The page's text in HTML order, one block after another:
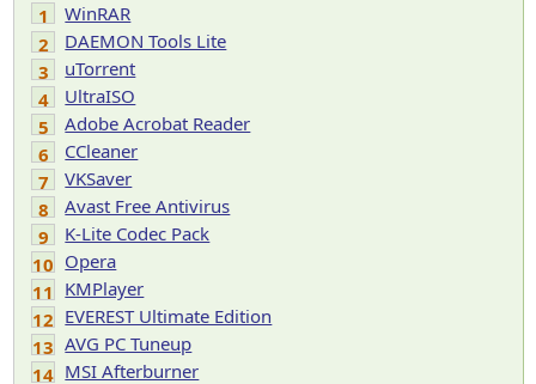
1
WinRAR
2
DAEMON Tools Lite
3
uTorrent
4
UltraISO
5
Adobe Acrobat Reader
6
CCleaner
7
VKSaver
8
Avast Free Antivirus
9
K-Lite Codec Pack
10 Opera
11 KMPlayer
12 EVEREST Ultimate Edition
13 AVG PC Tuneup
14 MSI Afterburner